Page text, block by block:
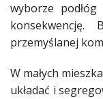
wyborze
przemyślanej
W małych
układać i